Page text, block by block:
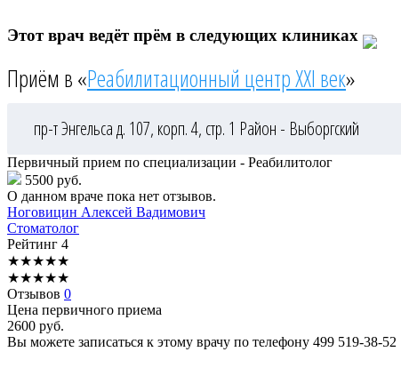
Этот врач ведёт прём в следующих клиниках
Приём в «Реабилитационный центр XXI век»
пр-т Энгельса д. 107, корп. 4, стр. 1 Район - Выборгский
Первичный прием по специализации - Реабилитолог
5500 руб.
О данном враче пока нет отзывов.
Ноговицин Алексей Вадимович
Стоматолог
Рейтинг 4
★★★★★
★★★★★
Отзывов 0
Цена первичного приема
2600 руб.
Вы можете записаться к этому врачу по телефону 499 519-38-52